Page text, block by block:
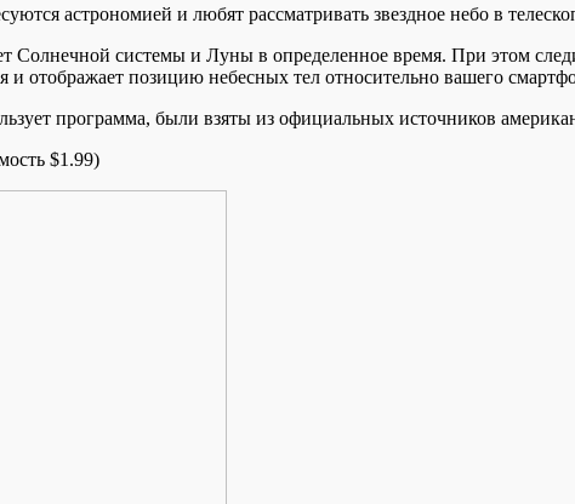
астрономией и любят рассматривать звездное небо в
Солнечной системы и Луны в определенное время. При этом
отображает позицию небесных тел относительно вашего
программа, были взяты из официальных источников
$1.99)